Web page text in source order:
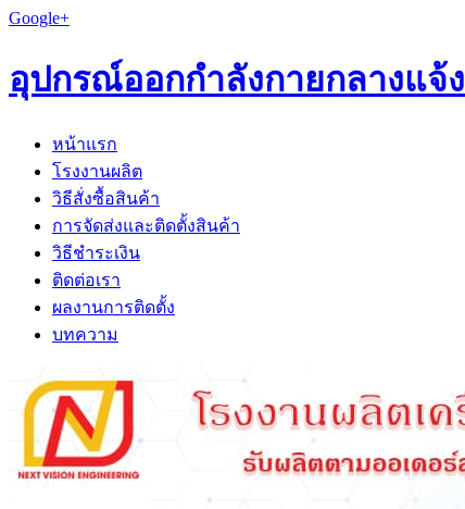
Google+
อุปกรณ์ออกกำลังกายกลางแจ้ง
หน้าแรก
โรงงานผลิต
วิธีสั่งซื้อสินค้า
การจัดส่งและติดตั้งสินค้า
วิธีชำระเงิน
ติดต่อเรา
ผลงานการติดตั้ง
บทความ